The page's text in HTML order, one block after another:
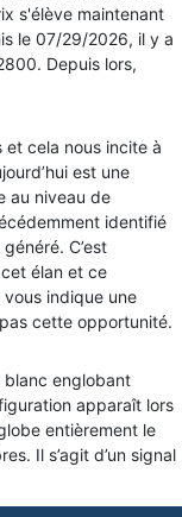
s'élève maintenant
le 07/29/2026, il y a
Depuis lors,
et cela nous incite à
est une
au niveau de
identifié
C’est
élan et ce
indique une
cette opportunité.
englobant
apparaît lors
entièrement le
Il s’agit d’un signal